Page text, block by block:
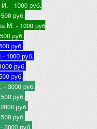
И. - 1000 руб.
руб.
М. - 1000 руб
руб.
руб.
- 1000 руб.
руб.
руб.
. - 3000 руб.
руб.
руб.
руб.
3000 руб.